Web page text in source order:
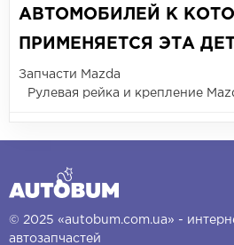
АВТОМОБИЛЕЙ К
ПРИМЕНЯЕТСЯ ЭТА
Запчасти Mazda
Рулевая рейка и крепление
© 2025 «autobum.com.ua» -
автозапчастей